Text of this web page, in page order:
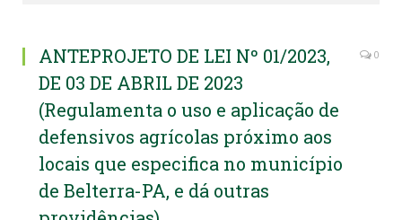
ANTEPROJETO DE LEI Nº 01/2023,
DE 03 DE ABRIL DE 2023
(Regulamenta o uso e aplicação de
defensivos agrícolas próximo aos
locais que especifica no município
de Belterra-PA, e dá outras
0